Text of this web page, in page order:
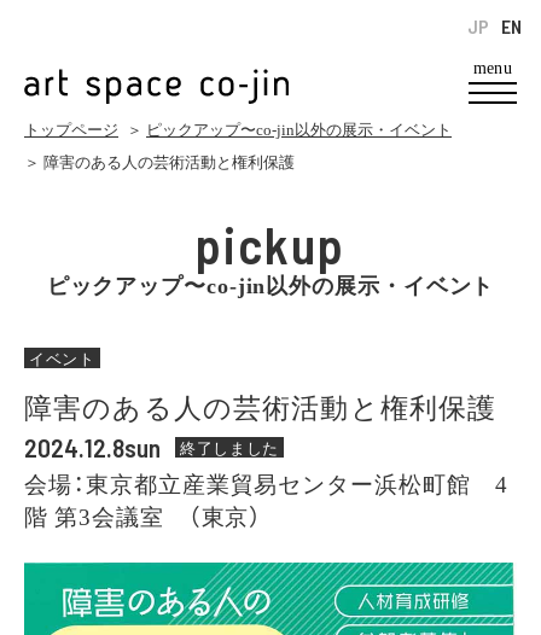
menu
EN
JP
トップページ ＞ ピックアップ〜co-jin以外の展示・イベント
＞ 障害のある人の芸術活動と権利保護
pickup
ピックアップ〜co-jin以外の展示・イベント
イベント
障害のある人の芸術活動と権利保護
2024.12.8sun 終了しました
会場：東京都立産業貿易センター浜松町館 4
階 第3会議室 （東京）